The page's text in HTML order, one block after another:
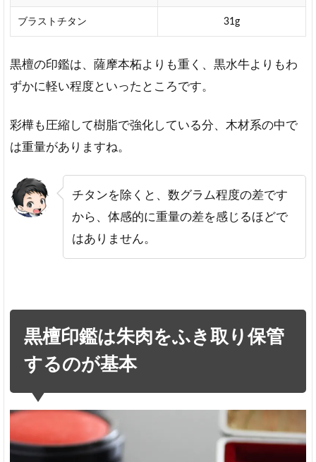
ブラストチタン 31g
黒檀の印鑑は、薩摩本柘よりも重く、黒水牛よりもわ
ずかに軽い程度といったところです。
彩樺も圧縮して樹脂で強化している分、木材系の中で
は重量がありますね。
チタンを除くと、数グラム程度の差です
から、体感的に重量の差を感じるほどで
はありません。
黒檀印鑑は朱肉をふき取り保管
するのが基本